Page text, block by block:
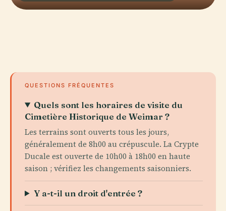
QUESTIONS FRÉQUENTES
Quels sont les horaires de visite du
Cimetière Historique de Weimar ?
Les terrains sont ouverts tous les jours,
généralement de 8h00 au crépuscule. La Crypte
Ducale est ouverte de 10h00 à 18h00 en haute
saison ; vérifiez les changements saisonniers.
Y a-t-il un droit d'entrée ?